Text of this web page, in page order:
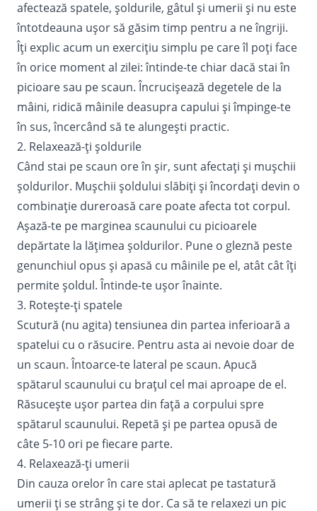
afectează spatele, șoldurile, gâtul și umerii și nu este
întotdeauna ușor să găsim timp pentru a ne îngriji.
Îți explic acum un exercițiu simplu pe care îl poți face
în orice moment al zilei: întinde-te chiar dacă stai în
picioare sau pe scaun. Încrucișează degetele de la
mâini, ridică mâinile deasupra capului și împinge-te
în sus, încercând să te alungești practic.
2. Relaxează-ți șoldurile
Când stai pe scaun ore în șir, sunt afectați și mușchii
șoldurilor. Mușchii șoldului slăbiți și încordați devin o
combinație dureroasă care poate afecta tot corpul.
Așază-te pe marginea scaunului cu picioarele
depărtate la lățimea șoldurilor. Pune o gleznă peste
genunchiul opus și apasă cu mâinile pe el, atât cât îți
permite șoldul. Întinde-te ușor înainte.
3. Rotește-ți spatele
Scutură (nu agita) tensiunea din partea inferioară a
spatelui cu o răsucire. Pentru asta ai nevoie doar de
un scaun. Întoarce-te lateral pe scaun. Apucă
spătarul scaunului cu brațul cel mai aproape de el.
Răsucește ușor partea din față a corpului spre
spătarul scaunului. Repetă și pe partea opusă de
câte 5-10 ori pe fiecare parte.
4. Relaxează-ți umerii
Din cauza orelor în care stai aplecat pe tastatură
umerii ți se strâng și te dor. Ca să te relaxezi un pic